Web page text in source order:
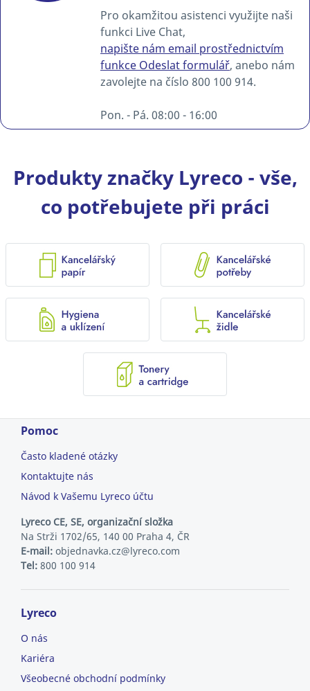
Pro okamžitou asistenci využijte naši
funkci Live Chat,
napište nám email prostřednictvím
funkce Odeslat formulář, anebo nám
zavolejte na číslo 800 100 914.
Pon. - Pá. 08:00 - 16:00
Produkty značky Lyreco - vše,
co potřebujete při práci
Pomoc
Často kladené otázky
Kontaktujte nás
Návod k Vašemu Lyreco účtu
Lyreco CE, SE, organizační složka
Na Strži 1702/65, 140 00 Praha 4, ČR
E-mail: objednavka.cz@lyreco.com
Tel: 800 100 914
Lyreco
O nás
Kariéra
Všeobecné obchodní podmínky